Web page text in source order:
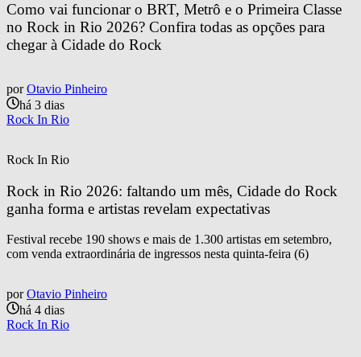
Como vai funcionar o BRT, Metrô e o Primeira Classe
no Rock in Rio 2026? Confira todas as opções para
chegar à Cidade do Rock
por Otavio Pinheiro
há 3 dias
Rock In Rio
Rock In Rio
Rock in Rio 2026: faltando um mês, Cidade do Rock
ganha forma e artistas revelam expectativas
Festival recebe 190 shows e mais de 1.300 artistas em setembro,
com venda extraordinária de ingressos nesta quinta-feira (6)
por Otavio Pinheiro
há 4 dias
Rock In Rio